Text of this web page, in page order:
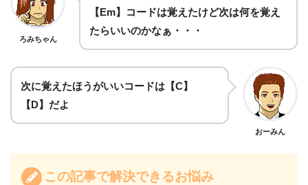
ろみちゃん
【Em】コードは覚えたけど次は何を覚え
たらいいのかなぁ・・・
次に覚えたほうがいいコードは【C】
【D】だよ
おーみん
この記事で解決できるお悩み